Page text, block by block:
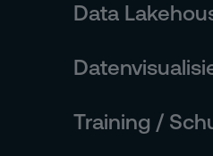
Data
Training /